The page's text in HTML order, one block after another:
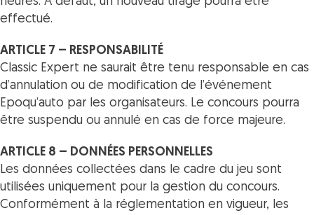
effectué.
ARTICLE 7 – RESPONSABILITÉ
Classic Expert ne saurait être tenu responsable en cas
d’annulation ou de modification de l’événement
Epoqu’auto par les organisateurs. Le concours pourra
être suspendu ou annulé en cas de force majeure.
ARTICLE 8 – DONNÉES PERSONNELLES
Les données collectées dans le cadre du jeu sont
utilisées uniquement pour la gestion du concours.
Conformément à la réglementation en vigueur, les